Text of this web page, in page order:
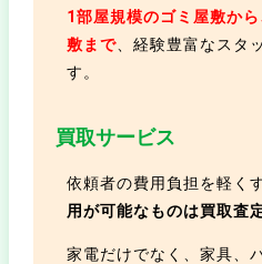
1部屋規模のゴミ屋敷か
敷まで 、経験豊富なスタ
す。
買取サービス
依頼者の費用負担を軽く
用が可能なものは買取査
家電だけでなく、家具、